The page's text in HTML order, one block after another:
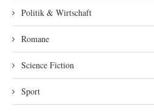
Politik & Wirtschaft
Romane
Science Fiction
Sport